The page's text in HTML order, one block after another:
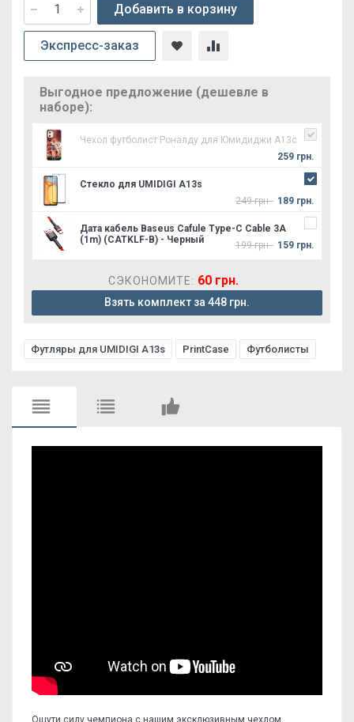
Добавить в корзину
Экспресс-заказ
Выгодное предложение (дешевле в
наборе):
Чехол футболист Роналду для Юмидиджи А13с
259 грн.
Стекло для UMIDIGI A13s
249 грн. 189 грн.
Дата кабель Baseus Cafule Type-C Cable 3A
(1m) (CATKLF-B) - Черный
199 грн. 159 грн.
СЭКОНОМИТЕ: 60 грн.
Взять комплект за 448 грн.
Футляры для UMIDIGI A13s PrintCase Футболисты
Ощути силу чемпиона с нашим эксклюзивным чехлом,